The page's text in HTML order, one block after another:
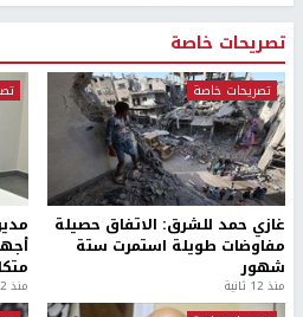
تصريحات خاصة
تصريحات خاصة
غازي حمد للشرق: الاتفاق حصيلة
مفاوضات طويلة استمرت ستة
شهور
منذ 12 ثانية
منذ 2 ساعة